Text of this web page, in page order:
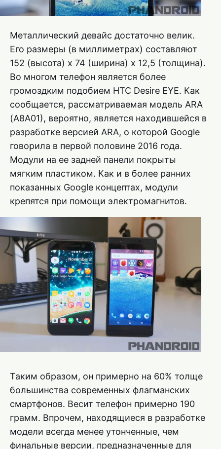
Металлический девайс достаточно велик.
Его размеры (в миллиметрах) составляют
152 (высота) x 74 (ширина) x 12,5 (толщина).
Во многом телефон является более
громоздким подобием HTC Desire EYE. Как
сообщается, рассматриваемая модель ARA
(A8A01), вероятно, является находившейся в
разработке версией ARA, о которой Google
говорила в первой половине 2016 года.
Модули на ее задней панели покрыты
мягким пластиком. Как и в более ранних
показанных Google концептах, модули
крепятся при помощи электромагнитов.
Таким образом, он примерно на 60% толще
большинства современных флагманских
смартфонов. Весит телефон примерно 190
грамм. Впрочем, находящиеся в разработке
модели всегда менее утонченные, чем
финальные версии, предназначенные для